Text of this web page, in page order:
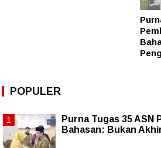
POPULER
Purna Tugas 35 ASN
Bahasan: Bukan